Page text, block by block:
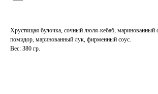
Хрустящая булочка, сочный люля-кебаб, маринованный
помидор, маринованный лук, фирменный соус.
Вес: 380 гр.